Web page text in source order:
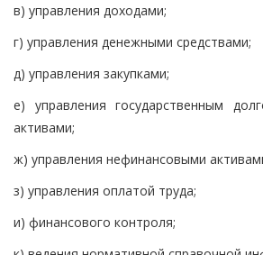
в) управления доходами;
г) управления денежными средствами;
д) управления закупками;
е) управления государственным
активами;
ж) управления нефинансовыми
з) управления оплатой труда;
и) финансового контроля;